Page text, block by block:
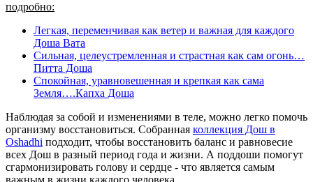
подробно:
Легкая, переменчивая как ветер и важная для каждого
Доша Вата
Сильная, целеустремленная и страстная как сам огонь…
Питта Доша
Спокойная, уравновешенная и крепкая как сама
Земля….Капха Доша
Наблюдая за собой и изменениями в теле, можно легко помочь
организму восстановиться. Собранная коллекция Дош в
Oshadhi подходит, чтобы восстановить баланс и равновесие
всех Дош в разный период года и жизни. А поддоши помогут
сгармонизировать голову и сердце - что является самым
важным в жизни каждого человека.